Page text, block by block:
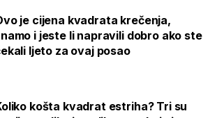
je cijena kvadrata krečenja,
i jeste li napravili dobro ako ste
ljeto za ovaj posao
košta kvadrat estriha? Tri su